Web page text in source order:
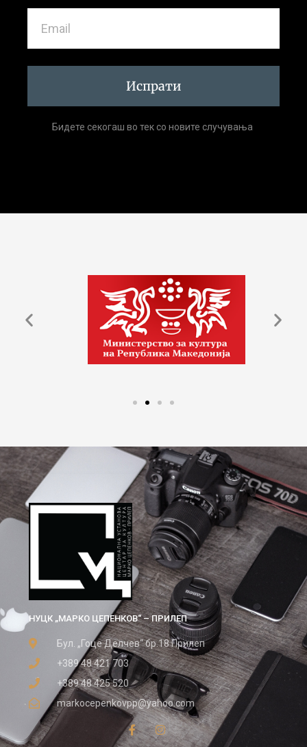
Испрати
Бидете секогаш во тек со новите случувања
НУЦК „МАРКО ЦЕПЕНКОВ“ – ПРИЛЕП
Бул. „Гоце Делчев“ бр.18 Прилеп
+389 48 421 703
+389 48 425 520
markocepenkovpp@yahoo.com